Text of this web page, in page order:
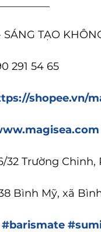
SÁNG TẠO
291 54 65
shopee.vn/
32 Trường Chinh,
Bình Mỹ, xã
#barismate